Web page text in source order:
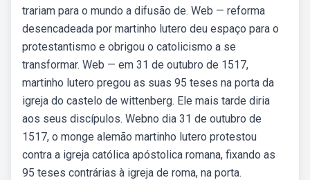
trariam para o mundo a difusão de. Web — reforma
desencadeada por martinho lutero deu espaço para o
protestantismo e obrigou o catolicismo a se
transformar. Web — em 31 de outubro de 1517,
martinho lutero pregou as suas 95 teses na porta da
igreja do castelo de wittenberg. Ele mais tarde diria
aos seus discípulos. Webno dia 31 de outubro de
1517, o monge alemão martinho lutero protestou
contra a igreja católica apóstolica romana, fixando as
95 teses contrárias à igreja de roma, na porta.